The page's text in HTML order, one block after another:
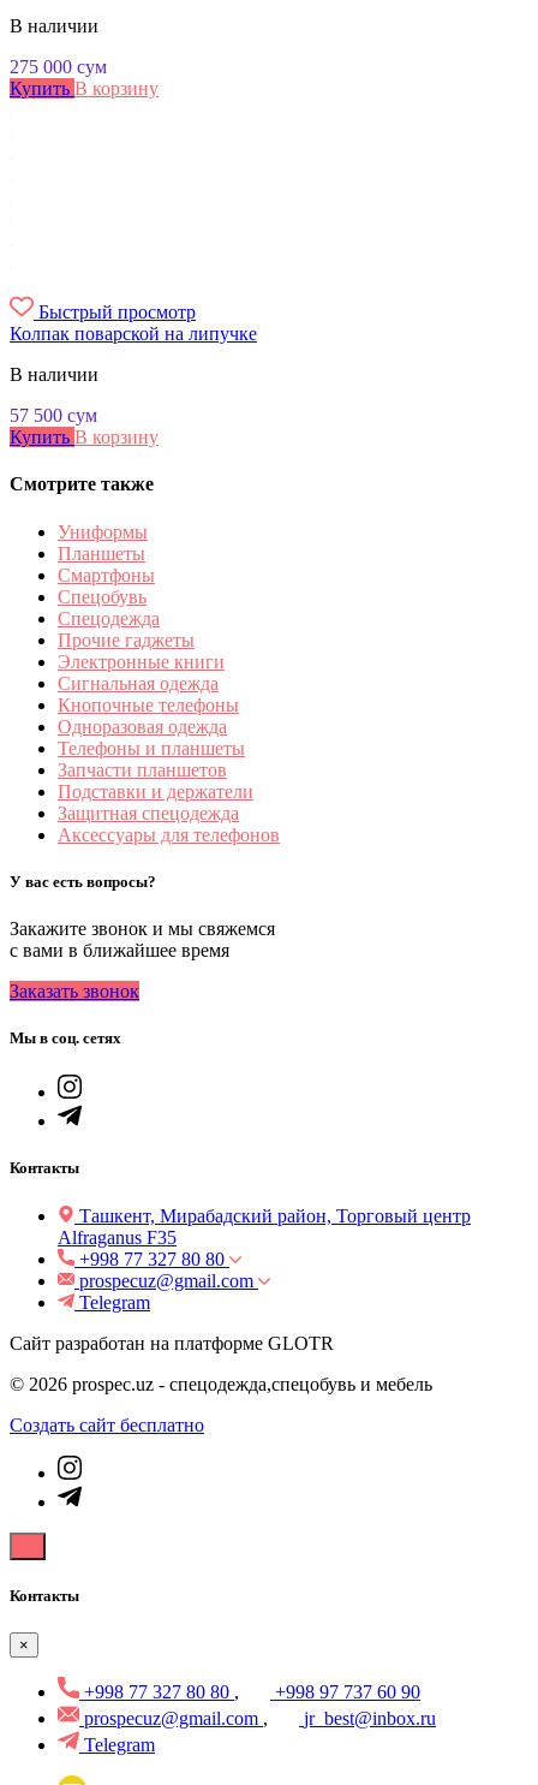
В наличии
275 000 сум
Купить В корзину
Быстрый просмотр
Колпак поварской на липучке
В наличии
57 500 сум
Купить В корзину
Смотрите также
Униформы
Планшеты
Смартфоны
Спецобувь
Спецодежда
Прочие гаджеты
Электронные книги
Сигнальная одежда
Кнопочные телефоны
Одноразовая одежда
Телефоны и планшеты
Запчасти планшетов
Подставки и держатели
Защитная спецодежда
Аксессуары для телефонов
У вас есть вопросы?
Закажите звонок и мы свяжемся
с вами в ближайшее время
Заказать звонок
Мы в соц. сетях
Контакты
Ташкент, Мирабадский район, Торговый центр
Alfraganus F35
+998 77 327 80 80
prospecuz@gmail.com
Telegram
Сайт разработан на платформе GLOTR
© 2026 prospec.uz - спецодежда,спецобувь и мебель
Создать cайт бесплатно
Контакты
×
+998 77 327 80 80 ,
+998 97 737 60 90
prospecuz@gmail.com ,
jr_best@inbox.ru
Telegram